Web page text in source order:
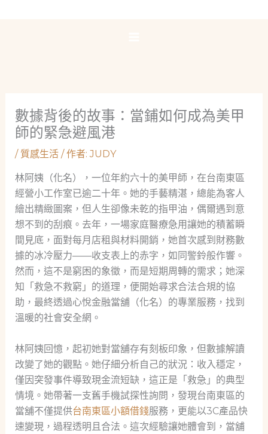
數據背後的故事：當鋪如何成為美甲
師的緊急避風港
/ 質感生活/ 作者:JUDY
林阿姨（化名），一位年約六十的美甲師，在台南東區
經營小工作室已逾二十年。她的手藝精湛，總能為客人
繪出精緻圖案，但人生卻像未乾的指甲油，偶爾遇到意
想不到的刮痕。去年，一場家庭醫療急用讓她的積蓄瞬
間見底，面對每月店租與材料開銷，她首次感到財務數
據的冰冷壓力——收支表上的赤字，如同警鈴般作響。
然而，這不是窮困的象徵，而是短期周轉的需求；她深
知「救急不救窮」的道理，便開始尋求合法合規的協
助，最終透過心悅金融當舖（化名）的專業服務，找到
溫暖的社會安全網。
林阿姨回憶，起初她對當舖存有刻板印象，但數據解讀
改變了她的觀點。她仔細分析自己的狀況：收入穩定，
僅因突發事件導致現金流短缺，這正是「救急」的典型
情境。她帶著一支舊手機試探性詢問，發現台南東區的
當舖不僅提供台南東區小額借錢服務，更能以3C產品快
速變現，過程透明且合法。這次經驗讓她體會到，當舖